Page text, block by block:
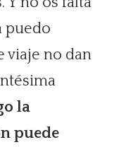
puedo
viaje no dan
la
puede